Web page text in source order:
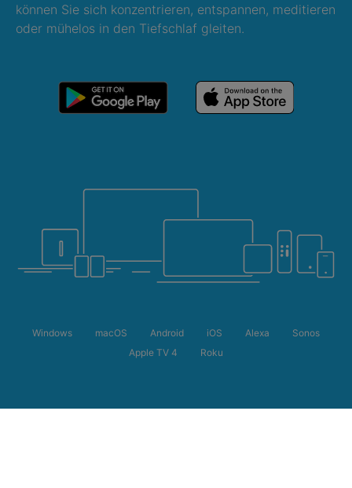
können Sie sich konzentrieren, entspannen, meditieren
oder mühelos in den Tiefschlaf gleiten.
Windows macOS Android iOS Alexa
Sonos
Apple TV 4
Roku